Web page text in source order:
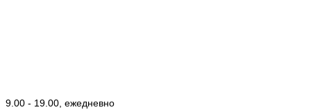
9.00 - 19.00, ежедневно